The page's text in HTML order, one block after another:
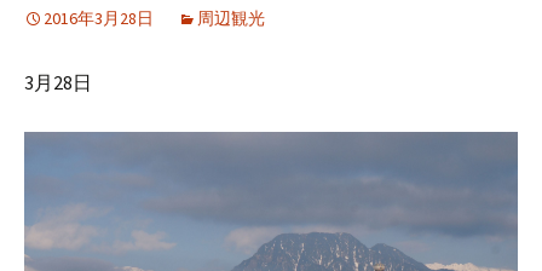
2016年3月28日 周辺観光
3月28日